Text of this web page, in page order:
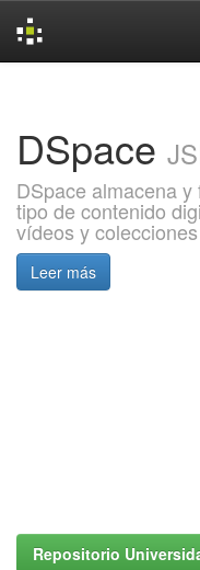
DSpace
DSpace almacena
tipo de contenido
vídeos y
Leer más
Repositorio